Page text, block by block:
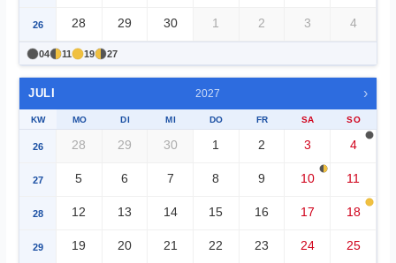
26 28 29 30 1 2 3 4
04 11 19 27
JULI 2027 ›
KW MO DI MI DO FR SA SO
26 28 29 30 1 2 3 4
27 5 6 7 8 9 10 11
28 12 13 14 15 16 17 18
29 19 20 21 22 23 24 25